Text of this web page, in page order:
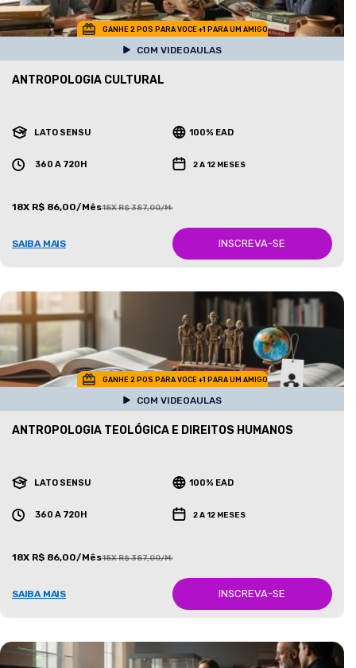
GANHE 2 POS PARA VOCE +1 PARA UM AMIGO
COM VIDEOAULAS
ANTROPOLOGIA CULTURAL
LATO SENSU 100% EAD
360 A 720H 2 A 12 MESES
18X R$ 86,00/Mês18X R$ 387,00/Mês
SAIBA MAIS INSCREVA-SE
GANHE 2 POS PARA VOCE +1 PARA UM AMIGO
COM VIDEOAULAS
ANTROPOLOGIA TEOLÓGICA E DIREITOS HUMANOS
LATO SENSU 100% EAD
360 A 720H 2 A 12 MESES
18X R$ 86,00/Mês18X R$ 387,00/Mês
SAIBA MAIS INSCREVA-SE